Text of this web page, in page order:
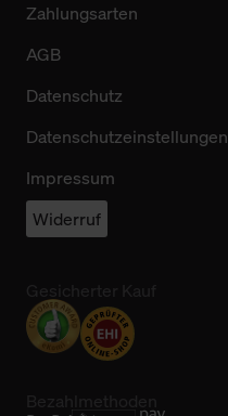
Zahlungsarten
AGB
Datenschutz
Datenschutzeinstellungen
Impressum
Widerruf